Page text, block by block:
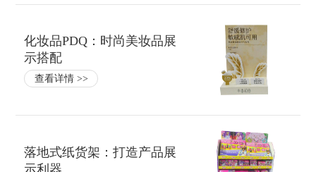
化妆品PDQ：时尚美妆品展
示搭配
查看详情 >>
落地式纸货架：打造产品展
示利器